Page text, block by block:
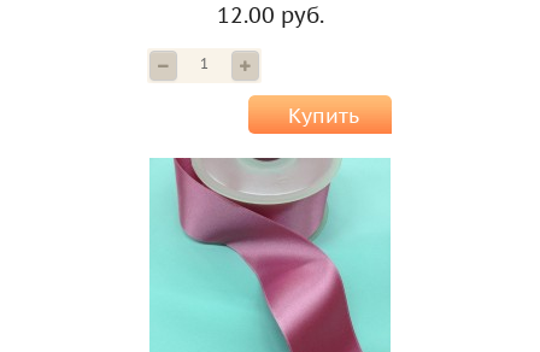
12.00 руб.
Купить